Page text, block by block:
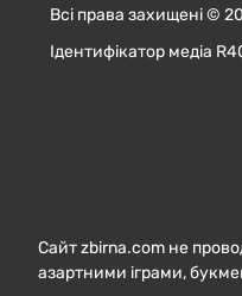
Всі права захищені ©
Ідентифікатор медіа
Сайт zbirna.com не
азартними іграми,